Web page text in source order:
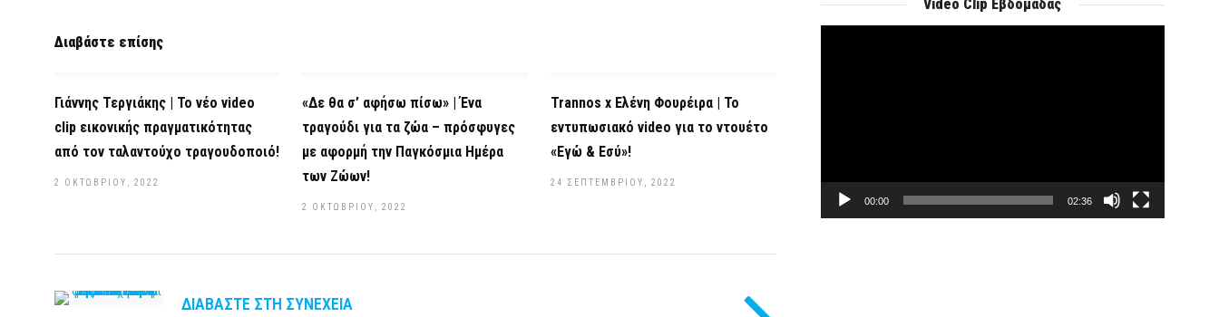
Διαβάστε επίσης
Γιάννης Τεργιάκης | Το νέο video
clip εικονικής πραγματικότητας
από τον ταλαντούχο τραγουδοποιό!
2 ΟΚΤΩΒΡΊΟΥ, 2022
«Δε θα σ’ αφήσω πίσω» | Ένα
τραγούδι για τα ζώα – πρόσφυγες
με αφορμή την Παγκόσμια Ημέρα
των Ζώων!
2 ΟΚΤΩΒΡΊΟΥ, 2022
Trannos x Ελένη Φουρέιρα | Το
εντυπωσιακό video για το ντουέτο
«Εγώ & Εσύ»!
24 ΣΕΠΤΕΜΒΡΊΟΥ, 2022
ΔΙΑΒΆΣΤΕ ΣΤΗ ΣΥΝΈΧΕΙΑ
Video Clip Εβδομάδας
00:00 02:36